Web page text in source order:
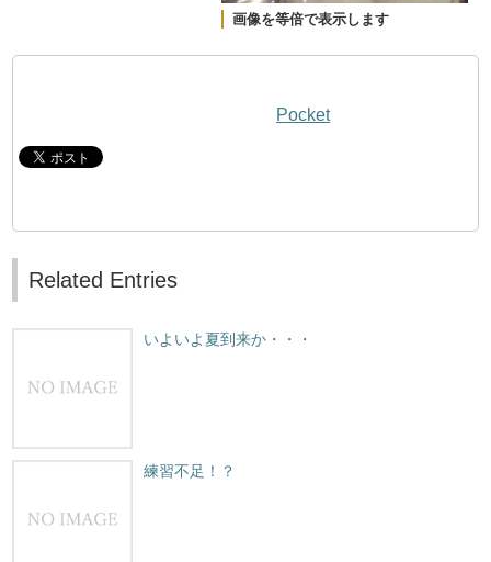
画像を等倍で表示します
Pocket
Related Entries
いよいよ夏到来か・・・
練習不足！？